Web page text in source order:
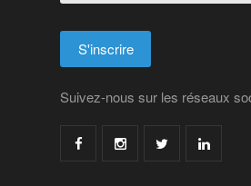
Suivez-nous sur les réseaux